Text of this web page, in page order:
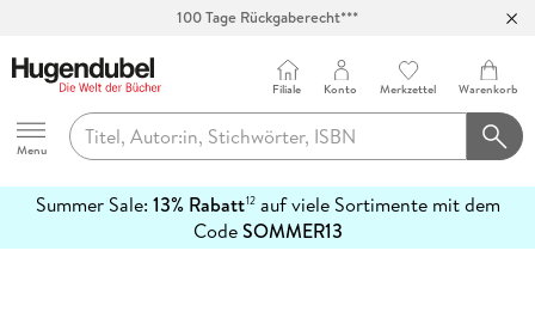
100 Tage Rückgaberecht***
Hugendubel
Menu
Filiale Konto Merkzettel Warenkorb
Summer Sale: 13% Rabatt12auf viele Sortimente mit dem
CodeSOMMER13
erfahren